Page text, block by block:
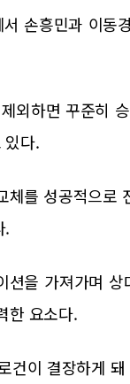
손흥민과 이동
외하면 꾸준히
있다.
를 성공적으로
.
을 가져가며
한 요소다.
건이 결장하게